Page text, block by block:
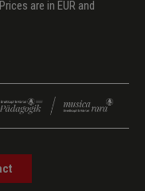
are in EUR and